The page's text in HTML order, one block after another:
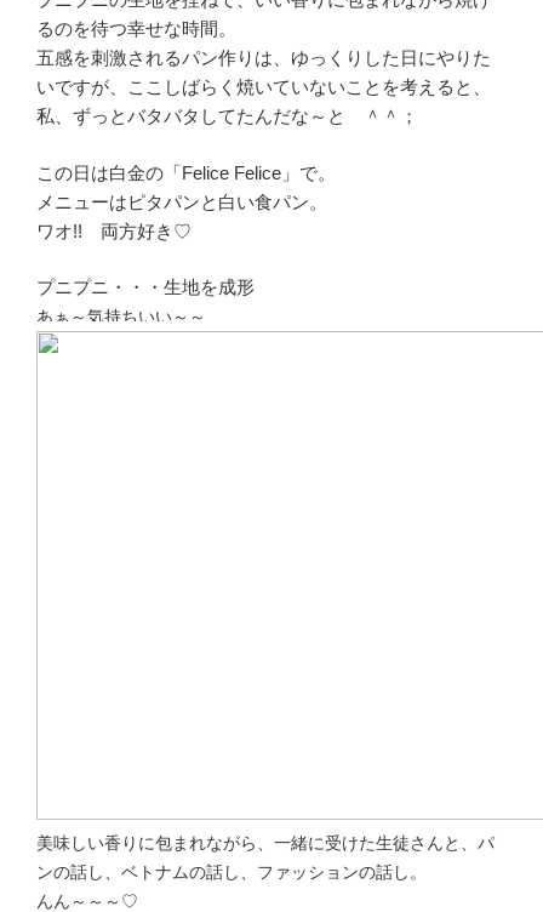
るのを待つ幸せな時間。
五感を刺激されるパン作りは、ゆっくりした日にやりた
いですが、ここしばらく焼いていないことを考えると、
私、ずっとバタバタしてたんだな～と ＾＾；
この日は白金の「Felice Felice」で。
メニューはピタパンと白い食パン。
ワオ!! 両方好き♡
プニプニ・・・生地を成形
あぁ～気持ちいい～～
美味しい香りに包まれながら、一緒に受けた生徒さんと、パ
ンの話し、ベトナムの話し、ファッションの話し。
んん～～～♡